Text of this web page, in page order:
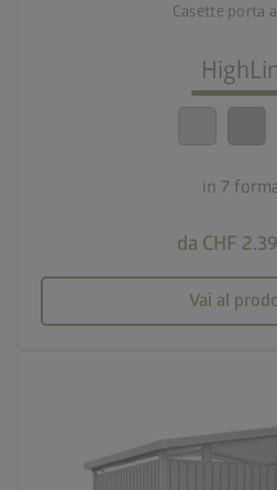
Casette porta
in 7
da CHF
Vai al
Standard di
calendar_month